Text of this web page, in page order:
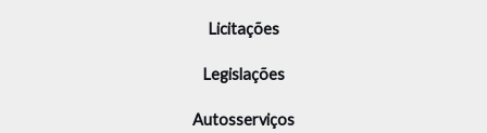
Licitações
Legislações
Autosserviços